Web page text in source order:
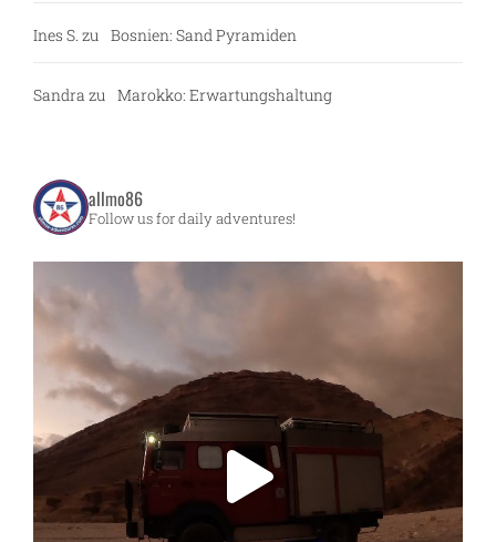
Ines S. zu Bosnien: Sand Pyramiden
Sandra zu Marokko: Erwartungshaltung
allmo86
Follow us for daily adventures!